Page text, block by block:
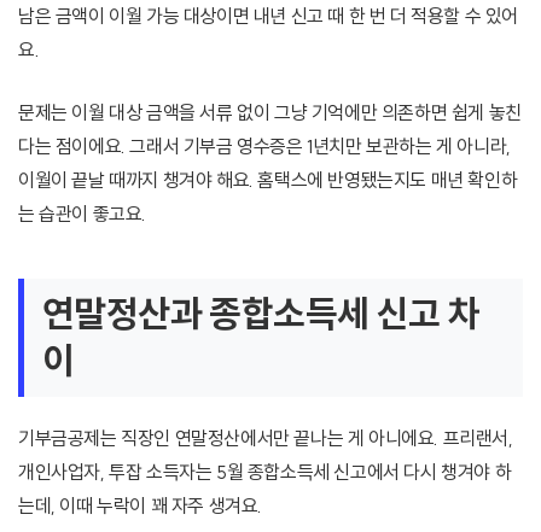
남은 금액이 이월 가능 대상이면 내년 신고 때 한 번 더 적용할 수 있어
요.
문제는 이월 대상 금액을 서류 없이 그냥 기억에만 의존하면 쉽게 놓친
다는 점이에요. 그래서 기부금 영수증은 1년치만 보관하는 게 아니라,
이월이 끝날 때까지 챙겨야 해요. 홈택스에 반영됐는지도 매년 확인하
는 습관이 좋고요.
연말정산과 종합소득세 신고 차
이
기부금공제는 직장인 연말정산에서만 끝나는 게 아니에요. 프리랜서,
개인사업자, 투잡 소득자는 5월 종합소득세 신고에서 다시 챙겨야 하
는데, 이때 누락이 꽤 자주 생겨요.